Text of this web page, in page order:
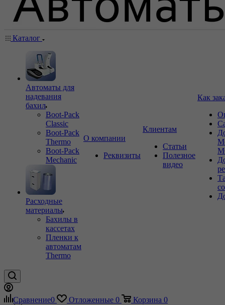
Каталог
Автоматы для
надевания
бахил
Boot-Pack
Classic
Boot-Pack
Thermo
Boot-Pack
Mechanic
Расходные
материалы
Бахилы в
кассетах
Пленки к
автоматам
Thermo
О компании
Реквизиты
Клиентам
Статьи
Полезное
видео
Как
Сравнение0 Отложенные 0 Корзина 0